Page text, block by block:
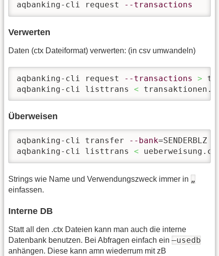
aqbanking-cli request
--transactions
Verwerten
Daten (ctx Dateiformat) verwerten: (in csv umwandeln)
aqbanking-cli request --transactions >
aqbanking-cli listtrans <
Überweisen
aqbanking-cli transfer --bank=SENDERBLZ
aqbanking-cli listtrans <
Strings wie Name und Verwendungszweck immer in „
einfassen.
Interne DB
Statt all den .ctx Dateien kann man auch die interne
Datenbank benutzen. Bei Abfragen einfach ein –usedb
anhängen. Diese kann amn wiederrum mit zB